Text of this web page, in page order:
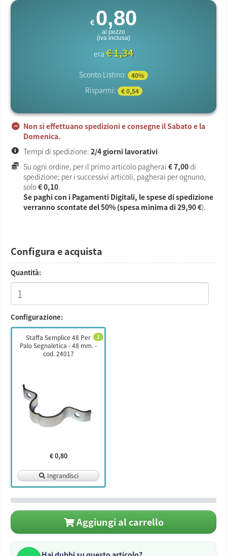
€ 0,80
al pezzo
(iva inclusa)
era € 1,34
Sconto Listino: 40%
Risparmi: € 0,54
Non si effettuano spedizioni e consegne il Sabato e la
Domenica.
Tempi di spedizione: 2/4 giorni lavorativi
Su ogni ordine, per il primo articolo pagherai € 7,00di
spedizione; per i successivi articoli, pagherai per ognuno,
solo€ 0,10.
Se paghi con i Pagamenti Digitali, le spese di spedizione
verranno scontate del 50% (spesa minima di29,90 €).
Configura e acquista
Quantità:
Configurazione:
1
Staffa Semplice 48 Per
Palo Segnaletica - 48 mm. -
cod. 24017
€ 0,80
Ingrandisci
Aggiungi al carrello